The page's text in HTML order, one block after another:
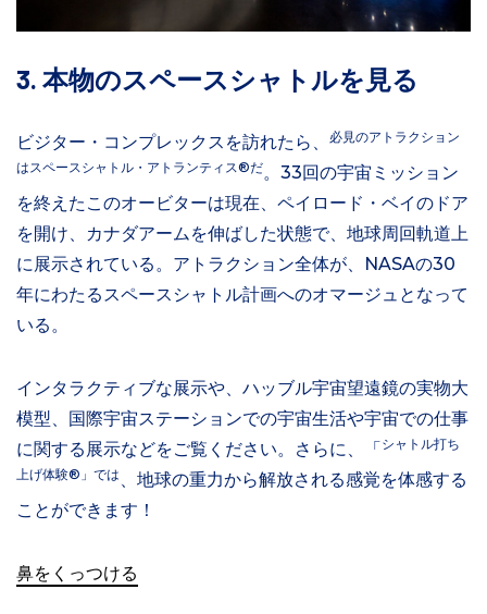
3. 本物のスペースシャトルを見る
ビジター・コンプレックスを訪れたら、
必見のアトラクション
はスペースシャトル・アトランティス®だ。33回の宇宙ミッション
を終えたこのオービターは現在、ペイロード・ベイのドア
を開け、カナダアームを伸ばした状態で、地球周回軌道上
に展示されている。アトラクション全体が、NASAの30
年にわたるスペースシャトル計画へのオマージュとなって
いる。
インタラクティブな展示や、ハッブル宇宙望遠鏡の実物大
模型、国際宇宙ステーションでの宇宙生活や宇宙での仕事
に関する展示などをご覧ください。さらに、「 シャトル打ち
上げ体験®」では 、地球の重力から解放される感覚を体感する
ことができます！
鼻をくっつける